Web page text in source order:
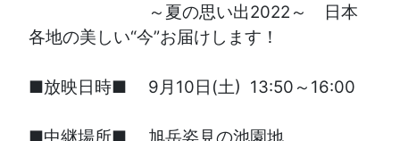
～夏の思い出2022～ 日本
各地の美しい“今”お届けします！
■放映日時■ 9月10日(土) 13:50～16:00